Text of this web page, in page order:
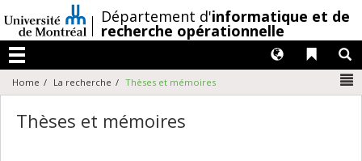
au
contenu
/Département d'informatique et de
recherche opérationnelle
Menu
Liens
Langues
Home La recherche Thèses et mémoires
Thèses et mémoires